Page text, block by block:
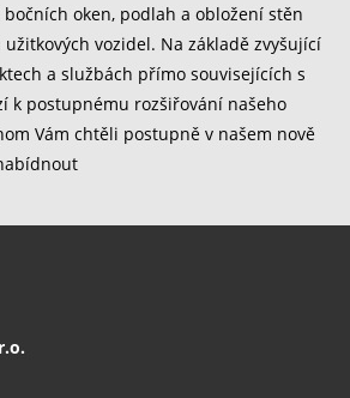
oken, podlah a obložení stěn
vozidel. Na základě zvyšující
a službách přímo souvisejících s
k postupnému rozšiřování našeho
Vám chtěli postupně v našem nově